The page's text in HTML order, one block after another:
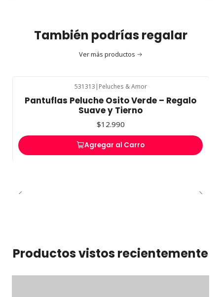
También podrías regalar
Ver más productos
531313 | Peluches & Amor
Pantuflas Peluche Osito Verde – Regalo
Suave y Tierno
$12.990
Agregar al Carro
Productos vistos recientemente